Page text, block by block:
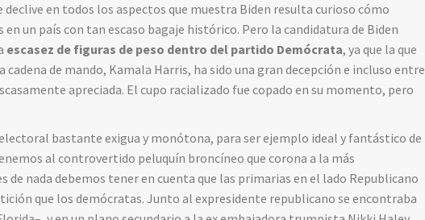
en todos los aspectos que muestra Biden resulta curioso cómo
un país con tan escaso bagaje histórico. Pero la candidatura de Biden
escasez de figuras de peso dentro del partido Demócrata, ya que la que
cadena de mando, Kamala Harris, ha sido una gran decepción e incluso entre
apreciada. El cupo racializado fue copado en su momento, pero
bastante exigua y monótona, para ser ejemplo ideal y fantástico de
al controvertido peluquín broncíneo que corona a la más
nada debemos tener en cuenta que las primarias en el lado Republicano
que los demócratas. Junto al expresidente republicano se encontraba